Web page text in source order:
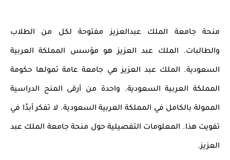
منحة جامعة الملك عبدالعزيز مفتوحة لكل من الطلاب
والطالبات. الملك عبد العزيز هو مؤسس المملكة العربية
السعودية. الملك عبد العزيز هي جامعة عامة تمولها حكومة
المملكة العربية السعودية. واحدة من أرقى المنح الدراسية
الممولة بالكامل في المملكة العربية السعودية. لا تفكر أبدًا في
تفويت هذا. المعلومات التفصيلية حول منحة جامعة الملك عبد
العزيز.